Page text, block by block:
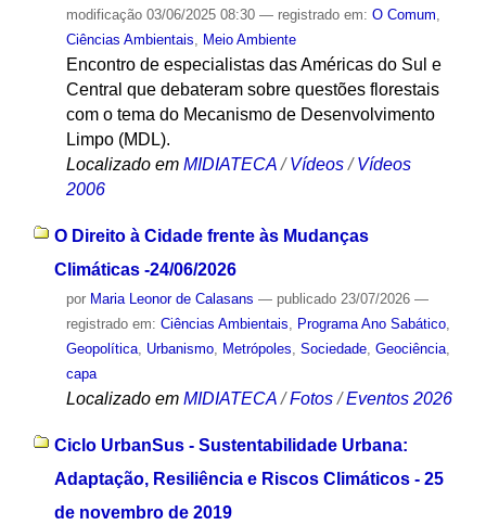
modificação03/06/2025 08:30 — registrado em: O Comum,
Ciências Ambientais, Meio Ambiente
Encontro de especialistas das Américas do Sul e
Central que debateram sobre questões florestais
com o tema do Mecanismo de Desenvolvimento
Limpo (MDL).
Localizado em MIDIATECA /Vídeos /Vídeos
2006
O Direito à Cidade frente às Mudanças
Climáticas -24/06/2026
por Maria Leonor de Calasans — publicado23/07/2026 —
registrado em: Ciências Ambientais Programa Ano Sabático,
Geopolítica, Urbanismo, Metrópoles Sociedade, Geociência,
capa
Localizado em MIDIATECA /Fotos /Eventos 2026
Ciclo UrbanSus - Sustentabilidade Urbana:
Adaptação, Resiliência e Riscos Climáticos - 25
de novembro de 2019